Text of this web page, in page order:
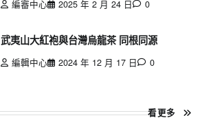
編審中心 2025 年 2 月 24 日 0
武夷山大紅袍與台灣烏龍茶 同根同源
編輯中心 2024 年 12 月 17 日 0
看更多